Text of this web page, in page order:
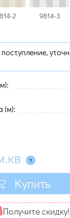
2 9814-3
(м):
Купить
Получите cкидку!